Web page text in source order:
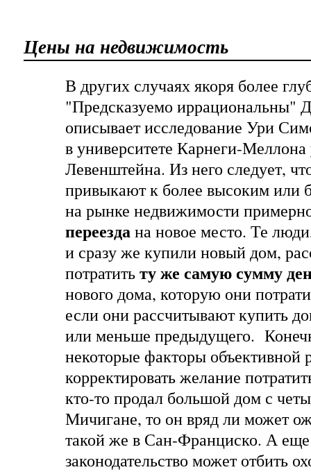
Цены на недвижимость
В других случаях якоря более
"Предсказуемо иррациональны"
описывает исследование Ури
в университете Карнеги-
Левенштейна. Из него следует,
привыкают к более высоким или
на рынке недвижимости
переездана новое место. Те
и сразу же купили новый дом,
потратитьту же самую сумму
нового дома, которую они
если они рассчитывают купить
или меньше предыдущего.
некоторые факторы объективной
корректировать желание
кто-то продал большой дом с
Мичигане, то он вряд ли может
такой же в Сан-Франциско. А еще
законодательство может отбить